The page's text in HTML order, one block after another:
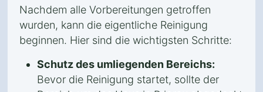
Nachdem alle Vorbereitungen getroffen
wurden, kann die eigentliche Reinigung
beginnen. Hier sind die wichtigsten Schritte:
Schutz des umliegenden Bereichs:
Bevor die Reinigung startet, sollte der